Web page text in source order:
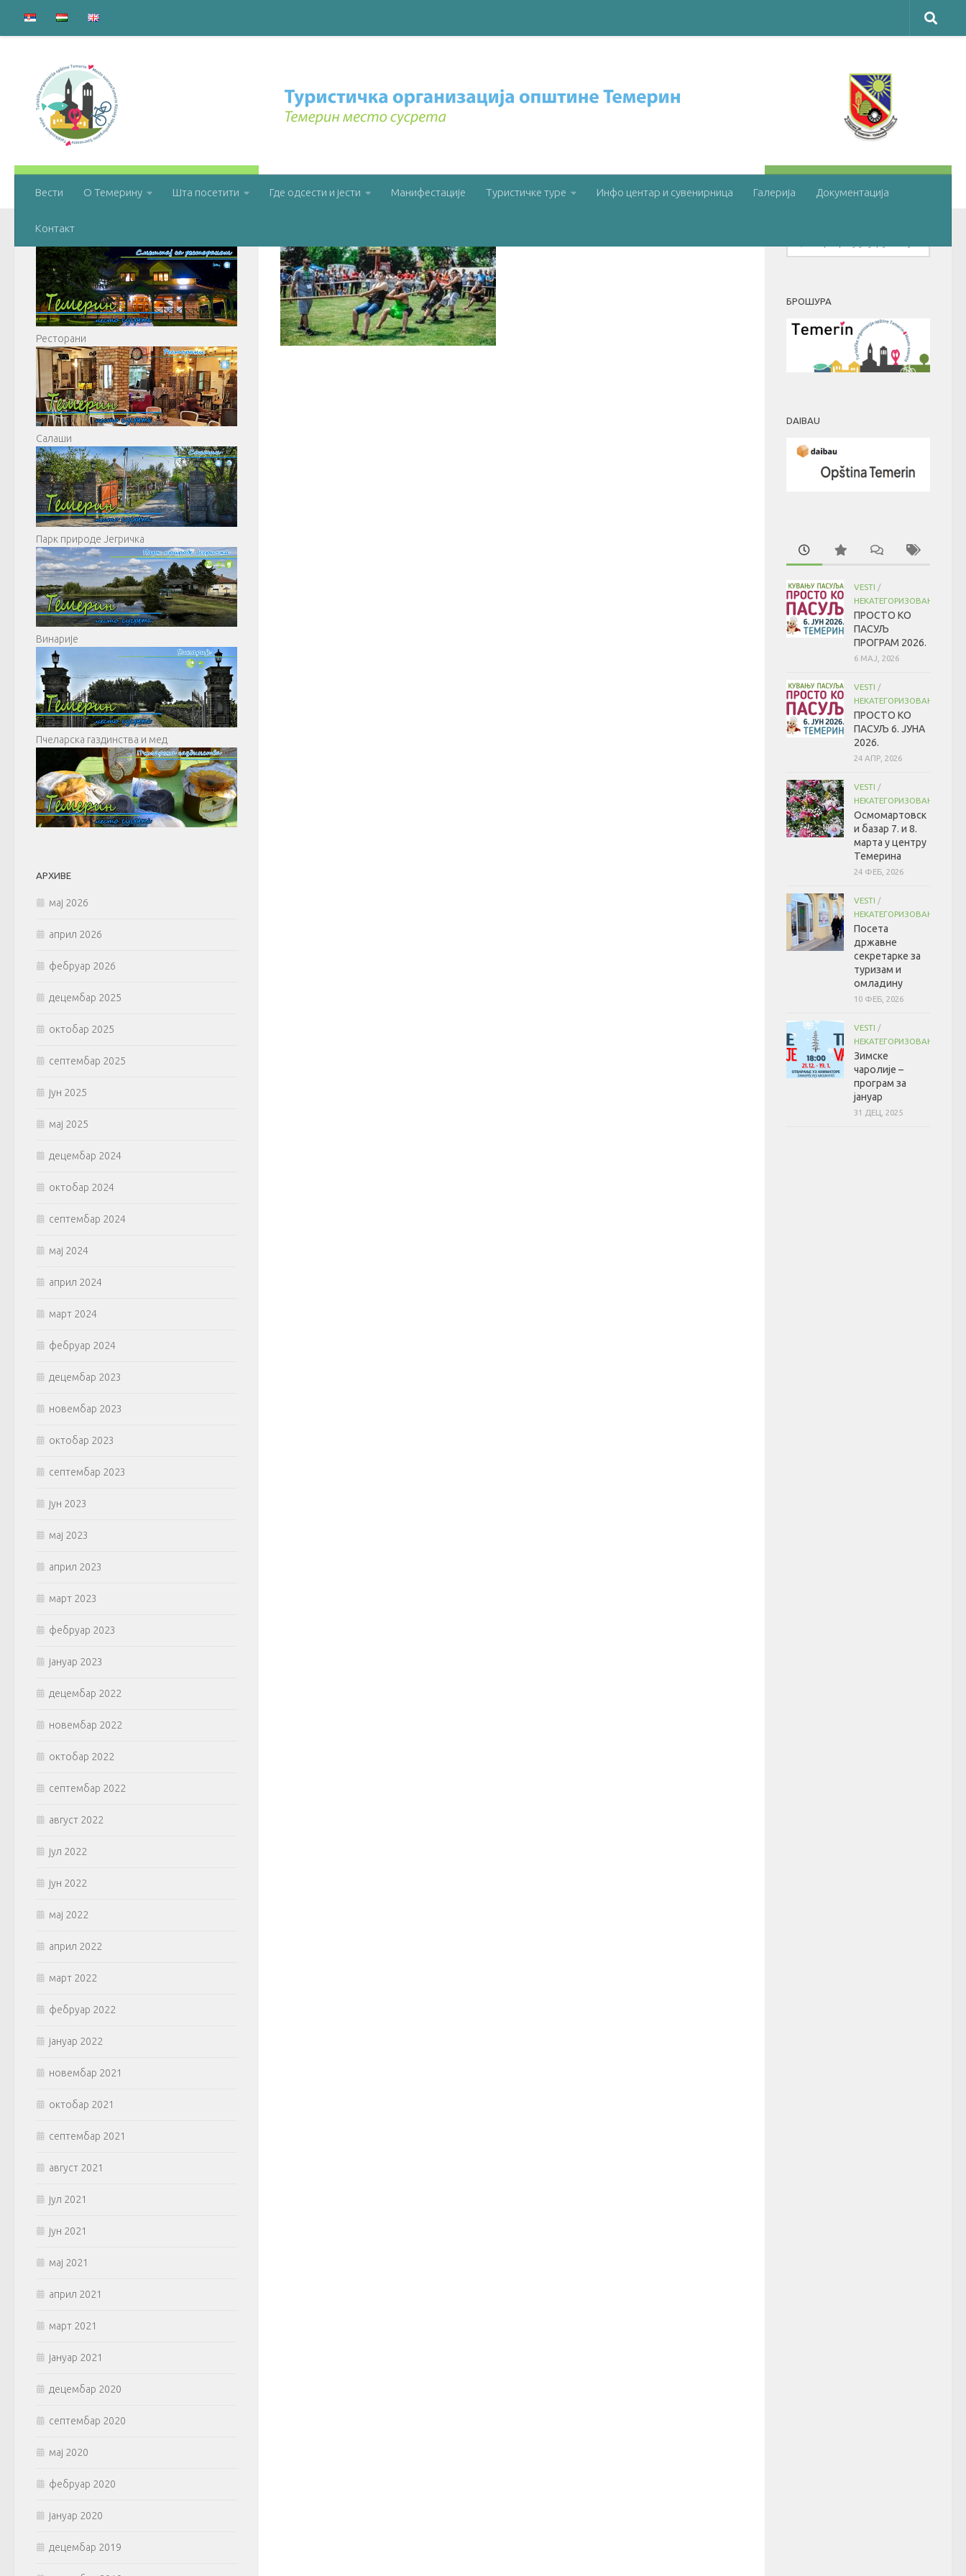
Вести О Темерину Шта посетити Где одсести и јести Манифестације Туристичке туре Инфо центар и сувенирница Галерија Документација
Контакт
ПРОСТО К’О ПАСУЉ
ПРАТИТЕ НАС:
Ресторани
Салаши
Парк природе Јегричка
Винарије
Пчеларска газдинства и мед
АРХИВЕ
мај 2026
април 2026
фебруар 2026
децембар 2025
октобар 2025
септембар 2025
јун 2025
мај 2025
децембар 2024
октобар 2024
септембар 2024
мај 2024
април 2024
март 2024
фебруар 2024
децембар 2023
новембар 2023
октобар 2023
септембар 2023
јун 2023
мај 2023
април 2023
март 2023
фебруар 2023
јануар 2023
децембар 2022
новембар 2022
октобар 2022
септембар 2022
август 2022
јул 2022
јун 2022
мај 2022
април 2022
март 2022
фебруар 2022
јануар 2022
новембар 2021
октобар 2021
септембар 2021
август 2021
јул 2021
јун 2021
мај 2021
април 2021
март 2021
јануар 2021
децембар 2020
септембар 2020
мај 2020
фебруар 2020
јануар 2020
децембар 2019
ПОГЛЕДАЈТЕ ЈОШ
БРОШУРА
DAIBAU
VESTI /
НЕКАТЕГОРИЗОВАНО
ПРОСТО КО
ПАСУЉ
ПРОГРАМ 2026.
6 МАЈ, 2026
VESTI /
НЕКАТЕГОРИЗОВАНО
ПРОСТО КО
ПАСУЉ 6. ЈУНА
2026.
24 АПР, 2026
VESTI /
НЕКАТЕГОРИЗОВАНО
Осмомартовск
и базар 7. и 8.
марта у центру
Темерина
24 ФЕБ, 2026
VESTI /
НЕКАТЕГОРИЗОВАНО
Посета
државне
секретарке за
туризам и
омладину
10 ФЕБ, 2026
VESTI /
НЕКАТЕГОРИЗОВАНО
Зимске
чаролије –
програм за
јануар
31 ДЕЦ, 2025